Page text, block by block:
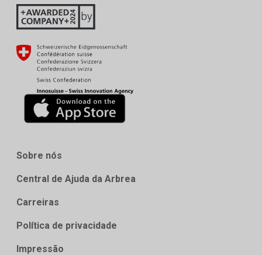
Sobre nós
Central de Ajuda da Arbrea
Carreiras
Política de privacidade
Impressão